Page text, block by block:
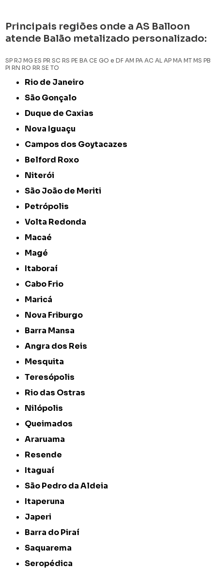
Principais regiões onde a AS Balloon
atende Balão metalizado personalizado:
SP RJ MG ES PR SC RS PE BA CE GO e DF AM PA AC AL AP MA MT MS PB
PI RN RO RR SE TO
Rio de Janeiro
São Gonçalo
Duque de Caxias
Nova Iguaçu
Campos dos Goytacazes
Belford Roxo
Niterói
São João de Meriti
Petrópolis
Volta Redonda
Macaé
Magé
Itaboraí
Cabo Frio
Maricá
Nova Friburgo
Barra Mansa
Angra dos Reis
Mesquita
Teresópolis
Rio das Ostras
Nilópolis
Queimados
Araruama
Resende
Itaguaí
São Pedro da Aldeia
Itaperuna
Japeri
Barra do Piraí
Saquarema
Seropédica